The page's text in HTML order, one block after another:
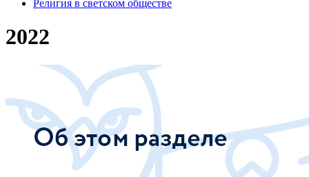
Религия в светском обществе
2022